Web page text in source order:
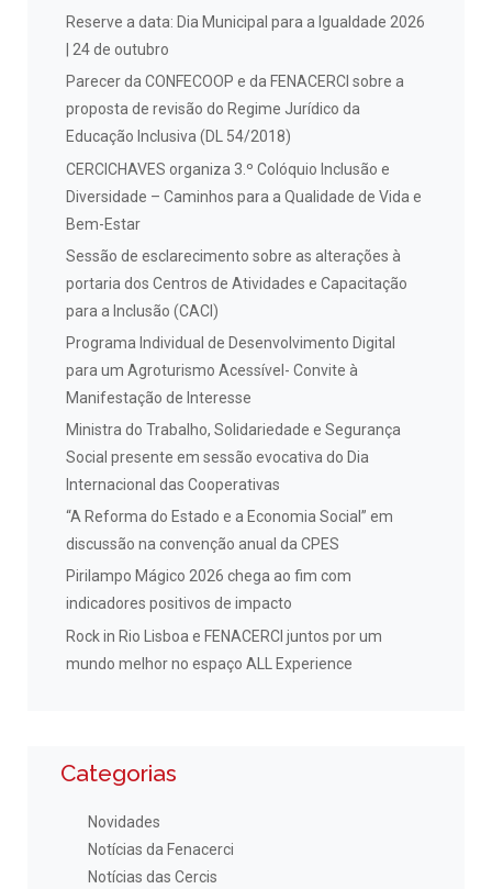
Reserve a data: Dia Municipal para a Igualdade 2026
| 24 de outubro
Parecer da CONFECOOP e da FENACERCI sobre a
proposta de revisão do Regime Jurídico da
Educação Inclusiva (DL 54/2018)
CERCICHAVES organiza 3.º Colóquio Inclusão e
Diversidade – Caminhos para a Qualidade de Vida e
Bem-Estar
Sessão de esclarecimento sobre as alterações à
portaria dos Centros de Atividades e Capacitação
para a Inclusão (CACI)
Programa Individual de Desenvolvimento Digital
para um Agroturismo Acessível- Convite à
Manifestação de Interesse
Ministra do Trabalho, Solidariedade e Segurança
Social presente em sessão evocativa do Dia
Internacional das Cooperativas
“A Reforma do Estado e a Economia Social” em
discussão na convenção anual da CPES
Pirilampo Mágico 2026 chega ao fim com
indicadores positivos de impacto
Rock in Rio Lisboa e FENACERCI juntos por um
mundo melhor no espaço ALL Experience
Categorias
Novidades
Notícias da Fenacerci
Notícias das Cercis